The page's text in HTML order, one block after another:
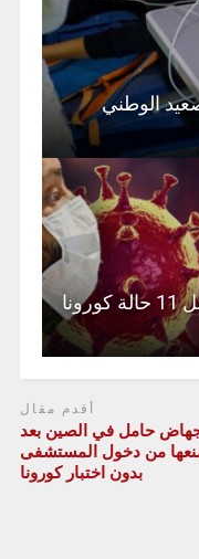
الوطني
مراكش بدون إصابات .. وتسجيل 11 حالة كورونا
أقدم مقال
حامل في الصين بعد
من دخول المستشفى
بدون اختبار كورونا